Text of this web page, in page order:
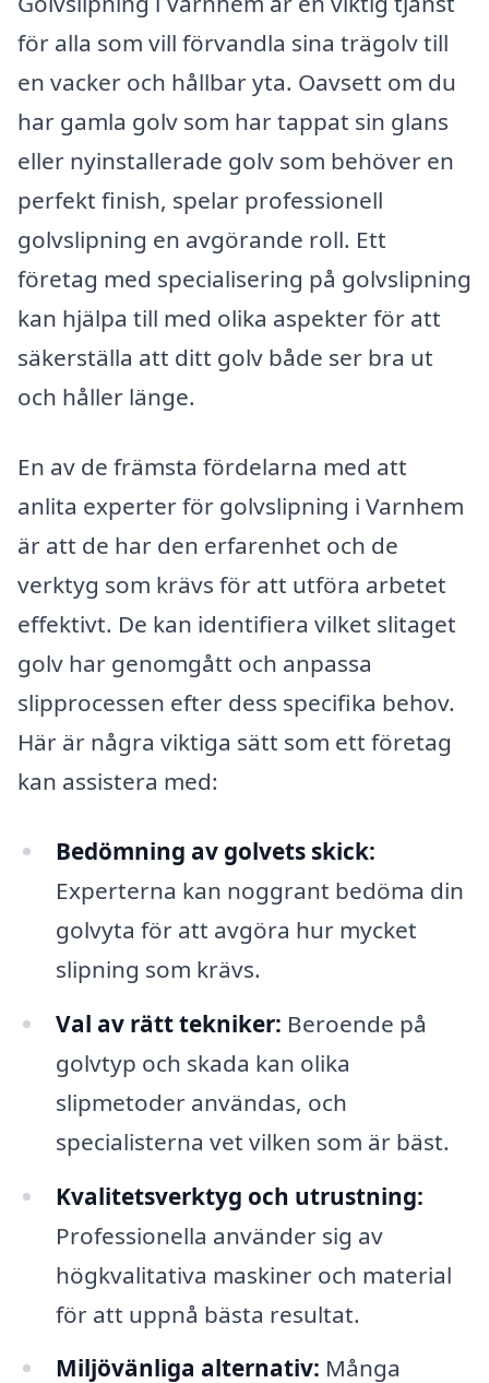
för alla som vill förvandla sina trägolv till
en vacker och hållbar yta. Oavsett om du
har gamla golv som har tappat sin glans
eller nyinstallerade golv som behöver en
perfekt finish, spelar professionell
golvslipning en avgörande roll. Ett
företag med specialisering på golvslipning
kan hjälpa till med olika aspekter för att
säkerställa att ditt golv både ser bra ut
och håller länge.
En av de främsta fördelarna med att
anlita experter för golvslipning i Varnhem
är att de har den erfarenhet och de
verktyg som krävs för att utföra arbetet
effektivt. De kan identifiera vilket slitaget
golv har genomgått och anpassa
slipprocessen efter dess specifika behov.
Här är några viktiga sätt som ett företag
kan assistera med:
Bedömning av golvets skick:
Experterna kan noggrant bedöma din
golvyta för att avgöra hur mycket
slipning som krävs.
Val av rätt tekniker: Beroende på
golvtyp och skada kan olika
slipmetoder användas, och
specialisterna vet vilken som är bäst.
Kvalitetsverktyg och utrustning:
Professionella använder sig av
högkvalitativa maskiner och material
för att uppnå bästa resultat.
Miljövänliga alternativ: Många